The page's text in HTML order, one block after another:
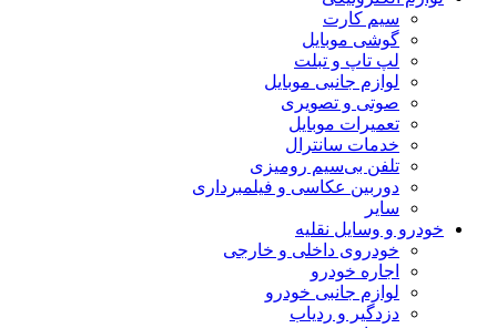
سیم کارت
گوشی موبایل
لپ تاپ و تبلت
لوازم جانبی موبایل
صوتی و تصویری
تعمیرات موبایل
خدمات سانترال
تلفن بی‌سیم رومیزی
دوربین عکاسی و فیلمبرداری
سایر
خودرو و وسایل نقلیه
خودروی داخلی و خارجی
اجاره خودرو
لوازم جانبی خودرو
دزدگیر و ردیاب